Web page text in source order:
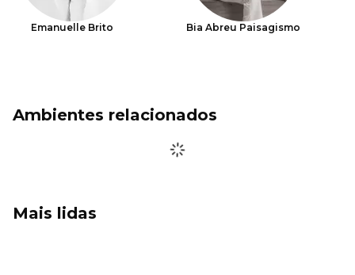
Emanuelle Brito Bia Abreu Paisagismo
Ambientes relacionados
Mais lidas